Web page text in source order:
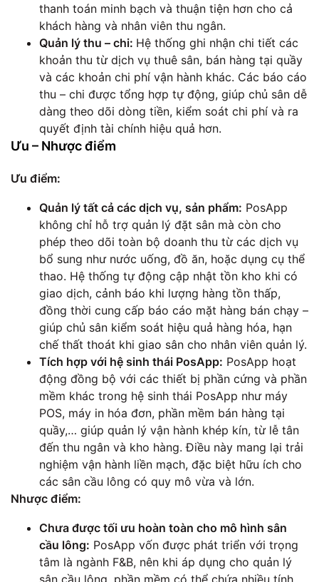
thanh toán minh bạch và thuận tiện hơn cho cả
khách hàng và nhân viên thu ngân.
Quản lý thu – chi: Hệ thống ghi nhận chi tiết các
khoản thu từ dịch vụ thuê sân, bán hàng tại quầy
và các khoản chi phí vận hành khác. Các báo cáo
thu – chi được tổng hợp tự động, giúp chủ sân dễ
dàng theo dõi dòng tiền, kiểm soát chi phí và ra
quyết định tài chính hiệu quả hơn.
Ưu – Nhược điểm
Ưu điểm:
Quản lý tất cả các dịch vụ, sản phẩm: PosApp
không chỉ hỗ trợ quản lý đặt sân mà còn cho
phép theo dõi toàn bộ doanh thu từ các dịch vụ
bổ sung như nước uống, đồ ăn, hoặc dụng cụ thể
thao. Hệ thống tự động cập nhật tồn kho khi có
giao dịch, cảnh báo khi lượng hàng tồn thấp,
đồng thời cung cấp báo cáo mặt hàng bán chạy –
giúp chủ sân kiểm soát hiệu quả hàng hóa, hạn
chế thất thoát khi giao sân cho nhân viên quản lý.
Tích hợp với hệ sinh thái PosApp: PosApp hoạt
động đồng bộ với các thiết bị phần cứng và phần
mềm khác trong hệ sinh thái PosApp như máy
POS, máy in hóa đơn, phần mềm bán hàng tại
quầy,… giúp quản lý vận hành khép kín, từ lễ tân
đến thu ngân và kho hàng. Điều này mang lại trải
nghiệm vận hành liền mạch, đặc biệt hữu ích cho
các sân cầu lông có quy mô vừa và lớn.
Nhược điểm:
Chưa được tối ưu hoàn toàn cho mô hình sân
cầu lông: PosApp vốn được phát triển với trọng
tâm là ngành F&B, nên khi áp dụng cho quản lý